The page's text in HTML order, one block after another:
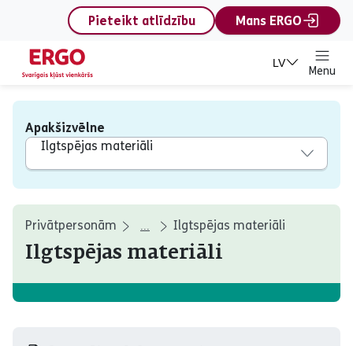
content
Pieteikt atlīdzību
Mans ERGO
LV
Menu
Apakšizvēlne
Ilgtspējas materiāli
Privātpersonām ... Ilgtspējas materiāli
Ilgtspējas materiāli